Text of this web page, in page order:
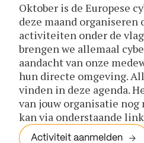
Oktober is de Europese
deze maand organiseren
activiteiten onder de
brengen we allemaal
aandacht van onze
hun directe omgeving.
vinden in deze agenda.
van jouw organisatie
kan via onderstaande
Activiteit aanmelden